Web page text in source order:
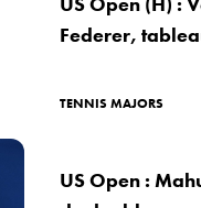
Federer,
TENNIS MAJORS
US Open :